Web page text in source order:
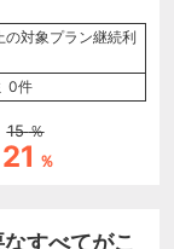
の対象プラン継続利
0件
15 ％
21 ％
すべてがこ